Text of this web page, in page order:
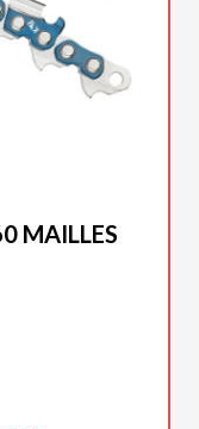
MAILLES